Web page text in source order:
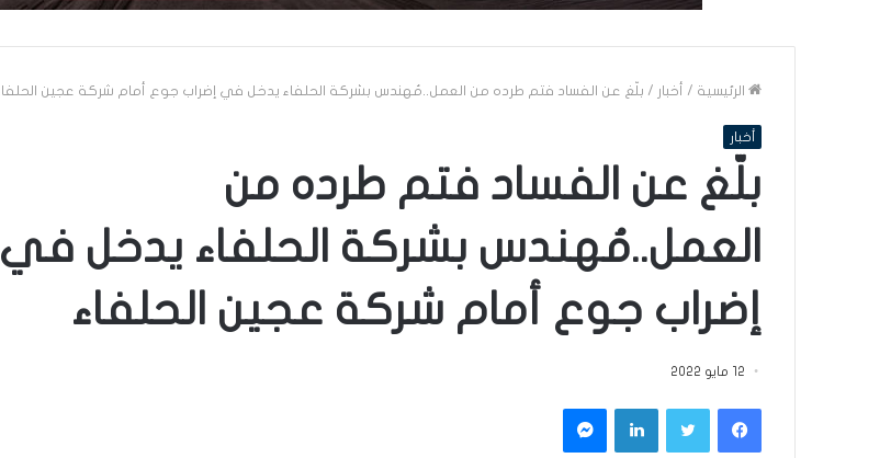
الرئيسية / أخبار / بلّغ عن الفساد فتم طرده من العمل..مُهندس بشركة الحلفاء يدخل في إضراب جوع‎‎ أمام شركة عجين الحلفاء
أخبار
بلّغ عن الفساد فتم طرده من
العمل..مُهندس بشركة الحلفاء يدخل في
إضراب جوع‎‎ أمام شركة عجين الحلفاء
12 مايو 2022
فيسبوكتويتر لينكدإن ماسنجر